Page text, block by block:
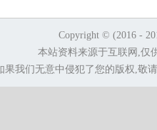
Copyright © (2016 -
本站资料来源于互联网,仅
果我们无意中侵犯了您的版权,敬